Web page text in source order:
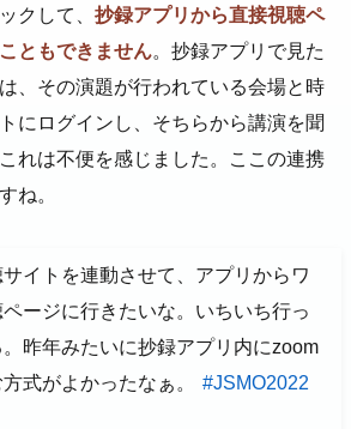
クして、 抄録アプリから直接視聴ペ
ともできません。抄録アプリで見た
、その演題が行われている会場と時
にログインし、そちらから講演を聞
れは不便を感じました。ここの連携
ね。
イトを連動させて、アプリからワ
ージに行きたいな。いちいち行っ
昨年みたいに抄録アプリ内にzoom
式がよかったなぁ。
#JSMO2022